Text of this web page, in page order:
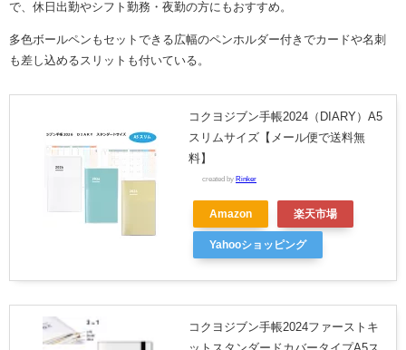
で、休日出勤やシフト勤務・夜勤の方にもおすすめ。
多色ボールペンもセットできる広幅のペンホルダー付きでカードや名刺
も差し込めるスリットも付いている。
コクヨジブン手帳2024（DIARY）A5
スリムサイズ【メール便で送料無
料】
created by Rinker
Amazon 楽天市場
Yahooショッピング
コクヨジブン手帳2024ファーストキ
ットスタンダードカバータイプA5ス